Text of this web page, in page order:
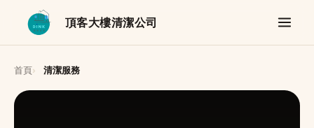
頂客大樓清潔公司
首頁 清潔服務